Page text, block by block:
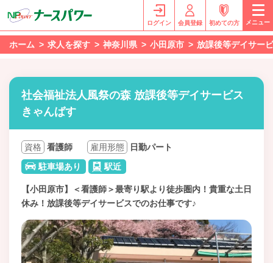
ログイン 会員登録 初めての方 メニュー
ホーム 求人を探す 神奈川県 小田原市 放課後等デイサー
社会福祉法人風祭の森 放課後等デイサービス
きゃんばす
資格 看護師 雇用形態
日勤パート
駐車場あり
駅近
【小田原市】＜看護師＞最寄り駅より徒歩圏内！貴重な土日
休み！放課後等デイサービスでのお仕事です♪